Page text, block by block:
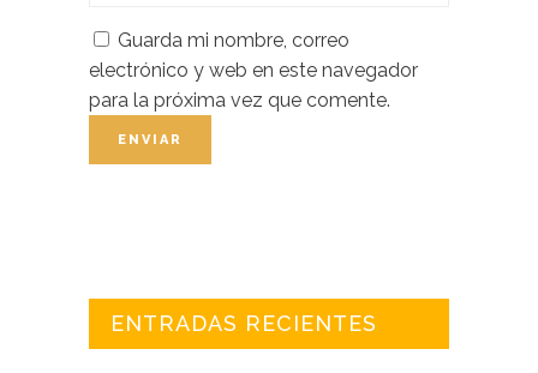
Guarda mi nombre, correo
electrónico y web en este navegador
para la próxima vez que comente.
ENTRADAS RECIENTES